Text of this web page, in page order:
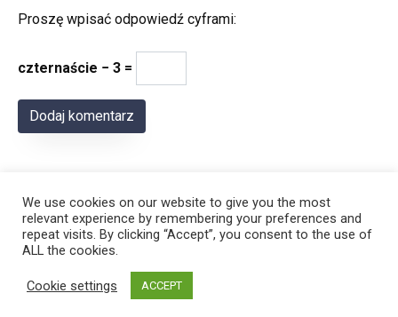
Proszę wpisać odpowiedź cyframi:
czternaście − 3 =
We use cookies on our website to give you the most
relevant experience by remembering your preferences and
repeat visits. By clicking “Accept”, you consent to the use of
ALL the cookies.
Cookie settings ACCEPT